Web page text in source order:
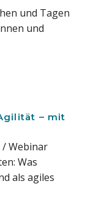
und Tagen
und
– mit
Webinar
Was
als agiles